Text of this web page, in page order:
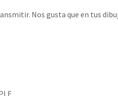
Nos gusta que en tus